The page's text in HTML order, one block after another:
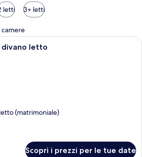
letti 3+ letti
camere
Camera d'hotel con un letto grande,
divano letto
(matrimoniale)
Scopri i prezzi per le tue date